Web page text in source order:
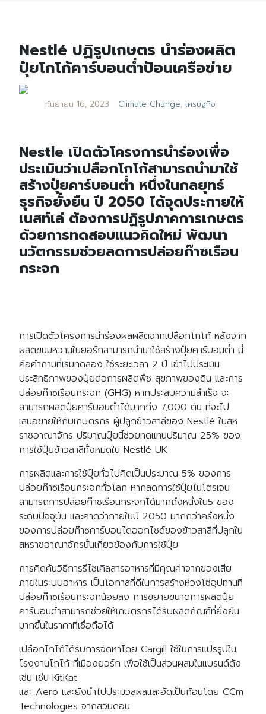
Nestlé ปฏิรูปเกษตร นำร่องผลิต
ปุ๋ยโกโก้คาร์บอนต่ำป้อนเครือข่าย
กันยายน 16, 2023 Climate Change, เศรษฐกิจ
Nestle เปิดตัวโครงการนำร่องเพื่อ
ประเมินว่าเปลือกโกโก้สามารถนำมาใช้
สร้างปุ๋ยคาร์บอนต่ำ หนึ่งในกลยุทธ์
ธุรกิจยั่งยืน ปี 2050 ได้จุดประกายให้
เนสท์เล่ ต้องการปฏิรูปภาคการเกษตร
ด้วยการทดสอบแนวคิดใหม่ พัฒนา
นวัตกรรมช่วยลดการปล่อยก๊าซเรือน
กระจก
การเปิดตัวโครงการนำร่องผลผลิตจากเปลือกโกโก้ หลังจาก
ผลิตขนมหวานในยอร์กสามารถนำมาใช้สร้างปุ๋ยคาร์บอนต่ำ นี่
คือคำถามที่เริ่มทดลอง ใช้ระยะเวลา 2 ปี เข้าไปประเมิน
ประสิทธิภาพของปุ๋ยต่อการผลิตพืช สุขภาพของดิน และการ
ปล่อยก๊าซเรือนกระจก (GHG) หากประสบความสำเร็จ จะ
สามารถผลิตปุ๋ยคาร์บอนต่ำได้มากถึง 7,000 ตัน ที่จะไป
เสนอขายให้กับเกษตรกร ผู้ปลูกข้าวสาลีของ Nestlé ในสห
ราชอาณาจักร ปริมาณปุ๋ยนี้ช่วยทดแทนปริมาณ 25% ของ
การใช้ปุ๋ยข้าวสาลีทั้งหมดใน Nestlé UK
การผลิตและการใช้ปุ๋ยทั่วไปคิดเป็นประมาณ 5% ของการ
ปล่อยก๊าซเรือนกระจกทั่วโลก หากลดการใช้ปุ๋ยไนโตรเจน
สามารถการปล่อยก๊าซเรือนกระจกได้มากถึงหนึ่งใน5 ของ
ระดับปัจจุบัน และคาดว่าภายในปี 2050 มากกว่าครึ่งหนึ่ง
ของการปล่อยก๊าซคาร์บอนไดออกไซด์ของข้าวสาลีที่ปลูกใน
สหราชอาณาจักรนั้นเกี่ยวข้องกับการใช้ปุ๋ย
การคิดค้นวิธีการรีไซเคิลสารอาหารที่มีคุณค่าจากของเสีย
ภายในระบบอาหาร เป็นโอกาสที่ดีในการสร้างห่วงโซ่อุปทานที่
ปล่อยก๊าซเรือนกระจกน้อยลง การขยายขนาดการผลิตปุ๋ย
คาร์บอนต่ำสามารถช่วยให้เกษตรกรได้รับผลิตภัณฑ์ที่ยั่งยืน
มากขึ้นในราคาที่เชื่อถือได้
เปลือกโกโก้ได้รับการจัดหาโดย Cargill ใช้ในการแปรรูปใน
โรงงานโกโก้ ที่เมืองยอร์ก เพื่อใช้เป็นส่วนผสมในแบรนด์ดัง
เช่น เช่น KitKat
และ Aero และยังนำไปประมวลผลและอัดเป็นก้อนโดย CCm
Technologies จากสวินดอน